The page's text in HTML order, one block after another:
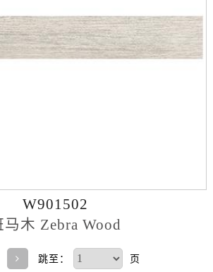
W901502
马木 Zebra Wood
跳至： 页